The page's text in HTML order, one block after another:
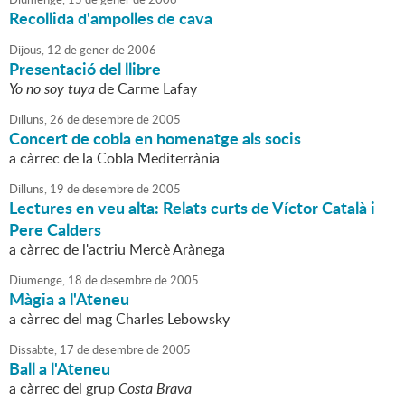
Recollida d'ampolles de cava
Dijous, 12 degenerde2006
Presentació del llibre
Yo no soy tuyade Carme Lafay
Dilluns,26 dedesembrede2005
Concert de cobla en homenatge als socis
a càrrec de la Cobla Mediterrània
Dilluns, 19 dedesembrede2005
Lectures en veu alta: Relats curts de Víctor Català i
Pere Calders
a càrrec de l'actriu Mercè Arànega
Diumenge, 18 dedesembrede2005
Màgia a l'Ateneu
a càrrec del mag Charles Lebowsky
Dissabte, 17 dedesembrede2005
Ball a l'Ateneu
a càrrec del grupCosta Brava